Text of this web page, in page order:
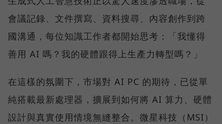
會議記錄、文件撰寫、資料搜尋、內容創作到跨
國溝通，每位知識工作者都開始思考：「我懂得
善用 AI 嗎？我的硬體跟得上生產力轉型嗎？」
在這樣的氛圍下，市場對 AI PC 的期待，已從單
純搭載最新處理器，擴展到如何將 AI 算力、硬體
設計與真實使用情境無縫整合。微星科技（MSI）